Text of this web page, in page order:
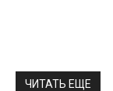
ЧИТАТЬ ЕЩЕ